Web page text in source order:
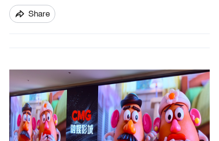
Share